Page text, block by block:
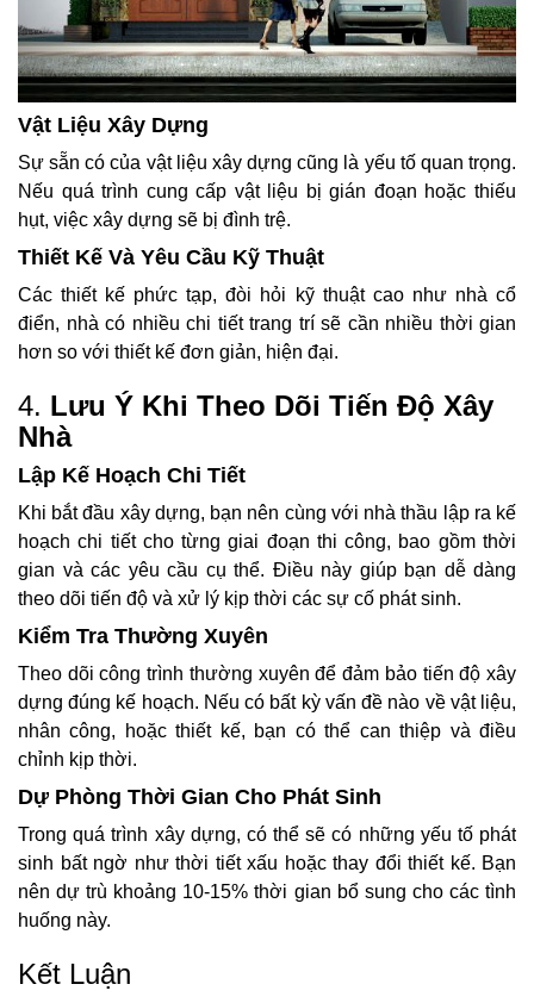
Vật Liệu Xây Dựng
Sự sẵn có của vật liệu xây dựng cũng là yếu tố quan trọng.
Nếu quá trình cung cấp vật liệu bị gián đoạn hoặc thiếu
hụt, việc xây dựng sẽ bị đình trệ.
Thiết Kế Và Yêu Cầu Kỹ Thuật
Các thiết kế phức tạp, đòi hỏi kỹ thuật cao như nhà cổ
điển, nhà có nhiều chi tiết trang trí sẽ cần nhiều thời gian
hơn so với thiết kế đơn giản, hiện đại.
4. Lưu Ý Khi Theo Dõi Tiến Độ Xây
Nhà
Lập Kế Hoạch Chi Tiết
Khi bắt đầu xây dựng, bạn nên cùng với nhà thầu lập ra kế
hoạch chi tiết cho từng giai đoạn thi công, bao gồm thời
gian và các yêu cầu cụ thể. Điều này giúp bạn dễ dàng
theo dõi tiến độ và xử lý kịp thời các sự cố phát sinh.
Kiểm Tra Thường Xuyên
Theo dõi công trình thường xuyên để đảm bảo tiến độ xây
dựng đúng kế hoạch. Nếu có bất kỳ vấn đề nào về vật liệu,
nhân công, hoặc thiết kế, bạn có thể can thiệp và điều
chỉnh kịp thời.
Dự Phòng Thời Gian Cho Phát Sinh
Trong quá trình xây dựng, có thể sẽ có những yếu tố phát
sinh bất ngờ như thời tiết xấu hoặc thay đổi thiết kế. Bạn
nên dự trù khoảng 10-15% thời gian bổ sung cho các tình
huống này.
Kết Luận